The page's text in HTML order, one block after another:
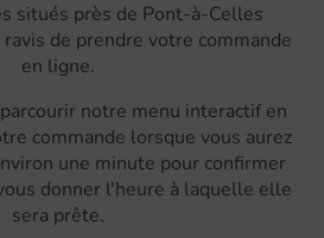
situés près de Pont-à-Celles
de prendre votre commande
en ligne.
notre menu interactif en
commande lorsque vous aurez
une minute pour confirmer
donner l'heure à laquelle elle
sera prête.